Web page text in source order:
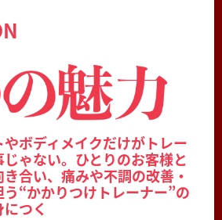
ボディメイクだけがトレー
ゃない。ひとりのお客様と
合い、痛みや不調の改善・
“かかりつけトレーナー”の
つく